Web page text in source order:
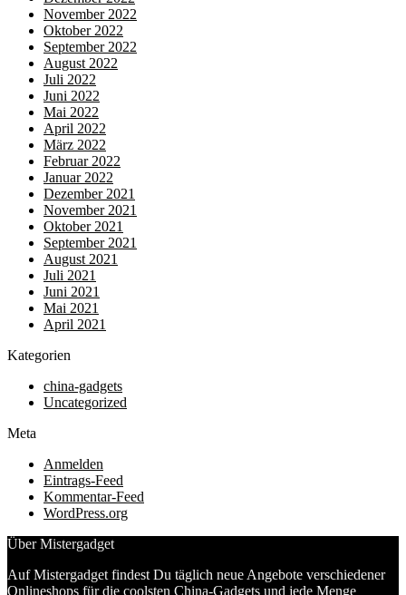
November 2022
Oktober 2022
September 2022
August 2022
Juli 2022
Juni 2022
Mai 2022
April 2022
März 2022
Februar 2022
Januar 2022
Dezember 2021
November 2021
Oktober 2021
September 2021
August 2021
Juli 2021
Juni 2021
Mai 2021
April 2021
Kategorien
china-gadgets
Uncategorized
Meta
Anmelden
Eintrags-Feed
Kommentar-Feed
WordPress.org
Über Mistergadget
Auf Mistergadget findest Du täglich neue Angebote verschiedener
Onlineshops für die coolsten China-Gadgets und jede Menge